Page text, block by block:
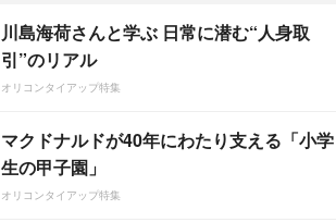
川島海荷さんと学ぶ 日常に潜む“人身取
引”のリアル
オリコンタイアップ特集
マクドナルドが40年にわたり支える「小学
生の甲子園」
オリコンタイアップ特集